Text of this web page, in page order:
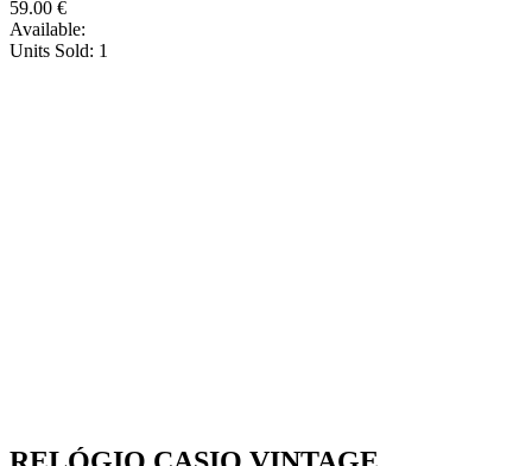
59.00 €
Available:
Units Sold: 1